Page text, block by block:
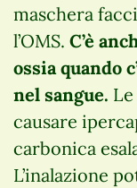
maschera
l’OMS. C’è
ossia quando
nel sangue.
causare
carbonica
L’inalazione